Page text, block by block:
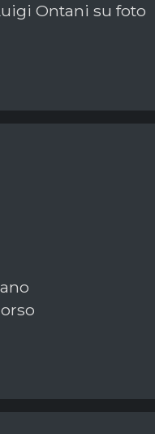
Ontani su foto